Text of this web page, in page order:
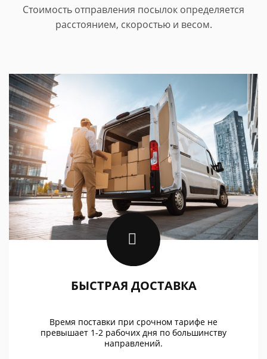
Стоимость отправления посылок определяется
расстоянием, скоростью и весом.
БЫСТРАЯ ДОСТАВКА
Время поставки при срочном тарифе не
превышает 1-2 рабочих дня по большинству
направлений.